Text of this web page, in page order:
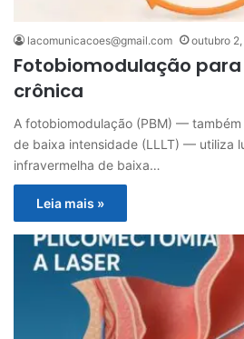
lacomunicacoes@gmail.com outubro
Fotobiomodulação
crônica
A fotobiomodulação (PBM) —
de baixa intensidade (LLLT) — utiliza
infravermelha de baixa…
Leia mais »